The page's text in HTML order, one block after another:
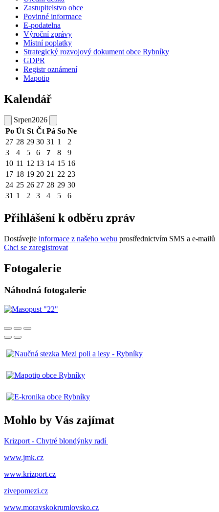
Zastupitelstvo obce
Povinné informace
E-podatelna
Výroční zprávy
Místní poplatky
Strategický rozvojový dokument obce Rybníky
GDPR
Registr oznámení
Mapotip
Kalendář
Srpen2026
Po Út St Čt Pá So Ne
27 28 29 30 31 1
2
3
4 5 6 7 8
9
10 11 12 13 14 15 16
17 18 19 20 21 22 23
24 25 26 27 28 29 30
31 1 2 3 4 5 6
Přihlášení k odběru zpráv
Dostávejte informace z našeho webu prostřednictvím SMS a e-mailů
Chci se zaregistrovat
Fotogalerie
Náhodná fotogalerie
Mohlo by Vás zajímat
Krizport - Chytré blondýnky radí
www.jmk.cz
www.krizport.cz
zivepomezi.cz
www.moravskokrumlovsko.cz